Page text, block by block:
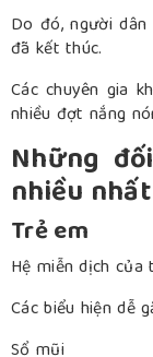
Do đó, người
đã kết thúc.
Các chuyên gia
nhiều đợt nắng
Những
nhiều
Trẻ em
Hệ miễn dịch
Các biểu hiện dễ